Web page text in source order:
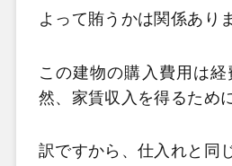
よって賄うかは関係あり
この建物の購入費用は
然、家賃収入を得るため
訳ですから、仕入れと同